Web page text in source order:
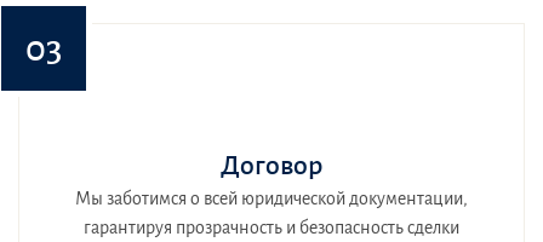
03
Договор
Мы заботимся о всей юридической документации,
гарантируя прозрачность и безопасность сделки